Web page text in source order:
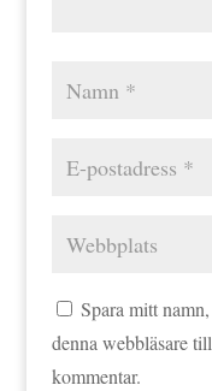
Spara mitt
denna webbläsare
kommentar.